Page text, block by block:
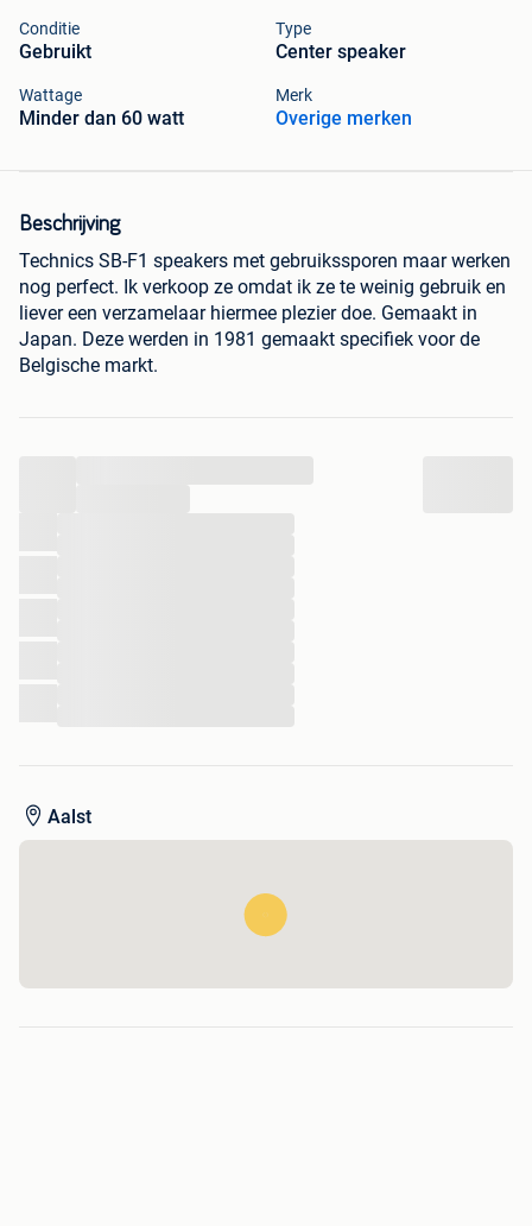
Conditie
Gebruikt
Type
Center speaker
Wattage
Minder dan 60 watt
Merk
Overige merken
Beschrijving
Technics SB-F1 speakers met gebruikssporen maar werken
nog perfect. Ik verkoop ze omdat ik ze te weinig gebruik en
liever een verzamelaar hiermee plezier doe. Gemaakt in
Japan. Deze werden in 1981 gemaakt specifiek voor de
Belgische markt.
Aalst